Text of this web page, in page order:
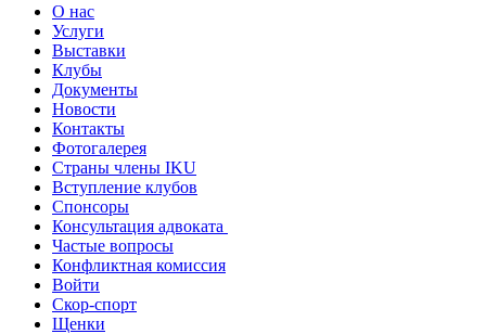
О нас
Услуги
Выставки
Клубы
Документы
Новости
Контакты
Фотогалерея
Страны члены IKU
Вступление клубов​
Спонсоры
Консультация адвоката ​
Частые вопросы
Конфликтная комиссия
Войти
Скор-спорт
Щенки